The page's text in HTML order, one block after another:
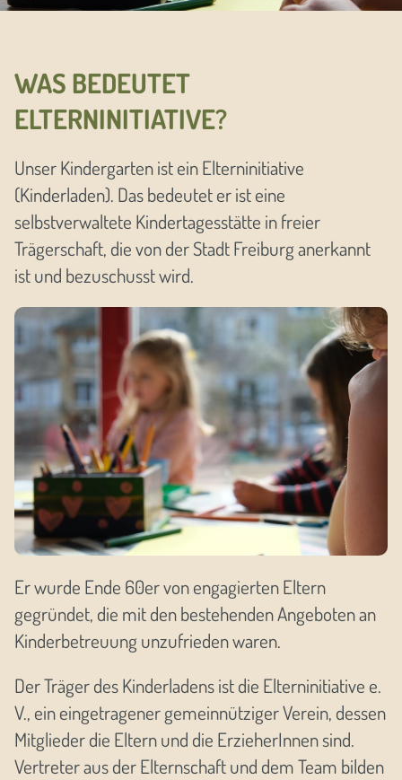
WAS BEDEUTET
ELTERNINITIATIVE?
Unser Kindergarten ist ein Elterninitiative
(Kinderladen). Das bedeutet er ist eine
selbstverwaltete Kindertagesstätte in freier
Trägerschaft, die von der Stadt Freiburg anerkannt
ist und bezuschusst wird.
Er wurde Ende 60er von engagierten Eltern
gegründet, die mit den bestehenden Angeboten an
Kinderbetreuung unzufrieden waren.
Der Träger des Kinderladens ist die Elterninitiative e.
V., ein eingetragener gemeinnütziger Verein, dessen
Mitglieder die Eltern und die ErzieherInnen sind.
Vertreter aus der Elternschaft und dem Team bilden